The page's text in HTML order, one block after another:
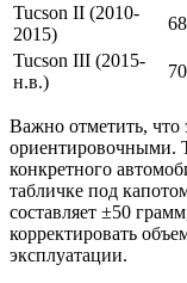
Tucson II (2010-
2015)
Tucson III (2015-
н.в.)
Важно отметить, что
ориентировочными.
конкретного
табличке под
составляет ±50
корректировать
эксплуатации.